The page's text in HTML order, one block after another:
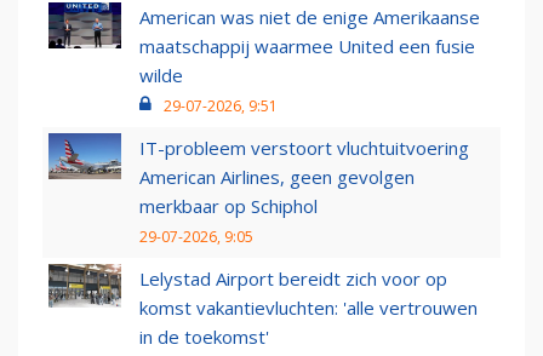
American was niet de enige Amerikaanse
maatschappij waarmee United een fusie
wilde
29-07-2026, 9:51
IT-probleem verstoort vluchtuitvoering
American Airlines, geen gevolgen
merkbaar op Schiphol
29-07-2026, 9:05
Lelystad Airport bereidt zich voor op
komst vakantievluchten: 'alle vertrouwen
in de toekomst'